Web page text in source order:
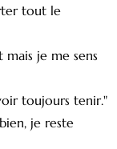
tout le
je me sens
toujours tenir."
je reste